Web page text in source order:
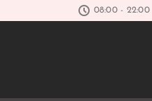
08:00 - 22:00